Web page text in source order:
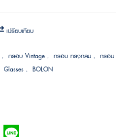
เปรียบเทียบ
, กรอบ Vintage , กรอบ ทรงกลม , กรอบ
Glasses , BOLON